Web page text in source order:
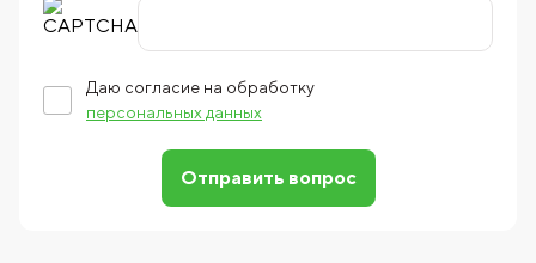
Даю согласие на обработку
персональных данных
Отправить вопрос